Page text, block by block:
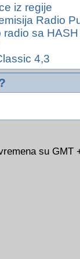
iz regije
Radio
radio sa
4,3
su GMT